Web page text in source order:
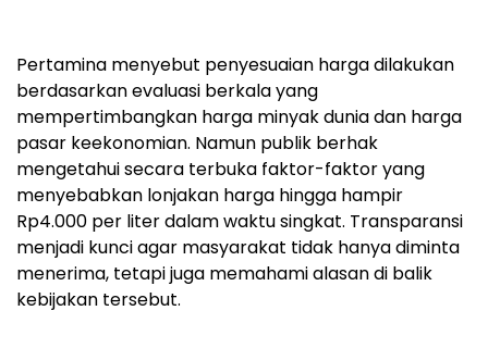
‎Pertamina menyebut penyesuaian harga dilakukan
berdasarkan evaluasi berkala yang
mempertimbangkan harga minyak dunia dan harga
pasar keekonomian. Namun publik berhak
mengetahui secara terbuka faktor-faktor yang
menyebabkan lonjakan harga hingga hampir
Rp4.000 per liter dalam waktu singkat. Transparansi
menjadi kunci agar masyarakat tidak hanya diminta
menerima, tetapi juga memahami alasan di balik
kebijakan tersebut.